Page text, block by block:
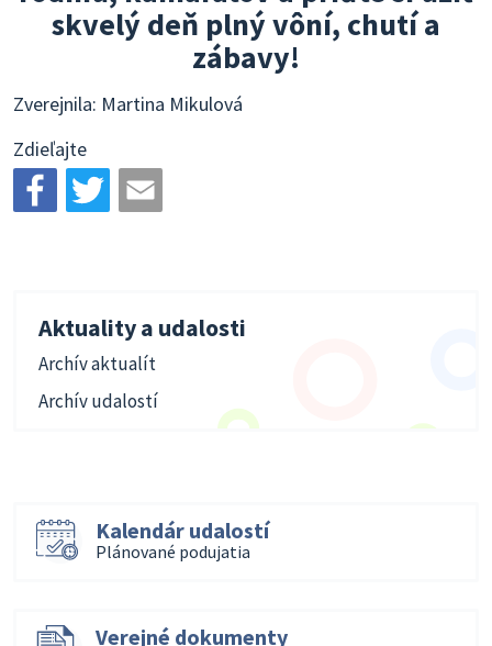
skvelý deň plný vôní, chutí a
zábavy!
Zverejnila: Martina Mikulová
Zdieľajte
Aktuality a udalosti
Archív aktualít
Archív udalostí
Kalendár udalostí
Plánované podujatia
Verejné dokumenty